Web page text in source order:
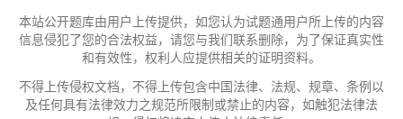
本站公开题库由用户上传提供，如您认为试题通用户所上传的内容
信息侵犯了您的合法权益，请您与我们联系删除，为了保证真实性
和有效性，权利人应提供相关的证明资料。
不得上传侵权文档，不得上传包含中国法律、法规、规章、条例以
及任何具有法律效力之规范所限制或禁止的内容，如触犯法律法